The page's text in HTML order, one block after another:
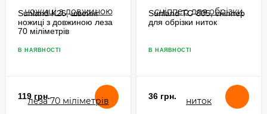
Sunland K26, швейні
ножиці з довжиною леза
70 міліметрів
В НАЯВНОСТІ
119 грн.
Sunland TC-805, сніппер
для обрізки ниток
В НАЯВНОСТІ
36 грн.